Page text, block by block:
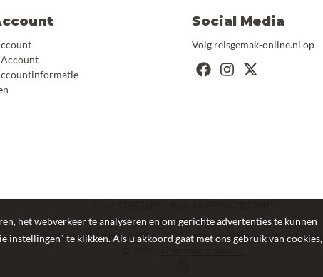
Social Media
Volg reisgemak-online.nl op
Beoordeling
Reisgemak-online.nl 9.6/10( 296beoordelingen) opKiyoh.com
het webverkeer te analyseren en om gerichte advertenties te kunnen
te klikken. Als u akkoord gaat met ons gebruik van cookies,